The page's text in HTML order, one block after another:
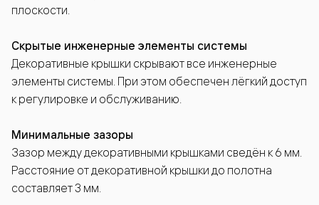
плоскости.
Скрытые инженерные элементы системы
Декоративные крышки скрывают все инженерные
элементы системы. При этом обеспечен лёгкий доступ
к регулировке и обслуживанию.
Минимальные зазоры
Зазор между декоративными крышками сведён к 6 мм.
Расстояние от декоративной крышки до полотна
составляет 3 мм.